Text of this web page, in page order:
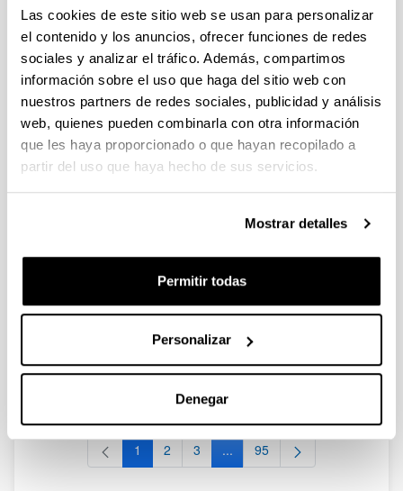
Las cookies de este sitio web se usan para personalizar
el contenido y los anuncios, ofrecer funciones de redes
sociales y analizar el tráfico. Además, compartimos
información sobre el uso que haga del sitio web con
nuestros partners de redes sociales, publicidad y análisis
web, quienes pueden combinarla con otra información
que les haya proporcionado o que hayan recopilado a
partir del uso que haya hecho de sus servicios.
Mostrar detalles
Permitir todas
Personalizar
Denegar
FUNDACION LA CAIXA JUNIOR LEADER RETAINING
PROGRAMME 2027
Trámite abierto
CONVOCATORIA PARA LA CONTRATACIÓN DE
PERSONAL INVESTIGADOR DOCTOR EN LA UPV/EHU
(2026)
Trámite abierto (Plazo de presentación de solicitudes: 03/06/2026 -
16/07/2026: Listado provisional de solicitudes admitidas y
excluidas para evaluación. Plazo alegaciones: del 17/07/2026
CONVOCATORIA 2026-I PARA LA CONTRATACIÓN DE
PERSONAL INVESTIGADOR EN FORMACIÓN EN LA EHU
GRUPO/PROYECTO DE INVESTIGACIÓN
09/07/2026: Fase 2. Resolución Definitiva de concedidos y
Página
1 Página
2 Página
3 ...Páginas intermedias Use TAB
Página
95